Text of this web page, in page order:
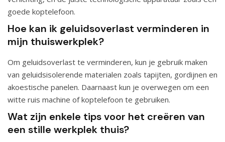
goede koptelefoon.
Hoe kan ik geluidsoverlast verminderen in
mijn thuiswerkplek?
Om geluidsoverlast te verminderen, kun je gebruik maken
van geluidsisolerende materialen zoals tapijten, gordijnen en
akoestische panelen. Daarnaast kun je overwegen om een
witte ruis machine of koptelefoon te gebruiken.
Wat zijn enkele tips voor het creëren van
een stille werkplek thuis?